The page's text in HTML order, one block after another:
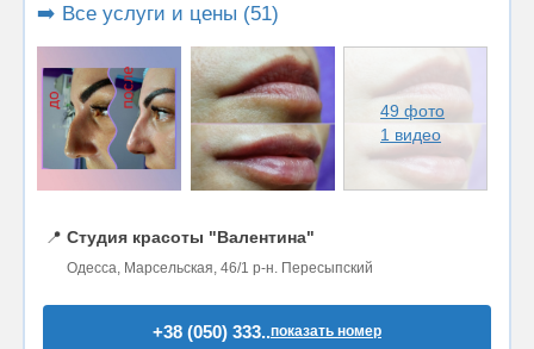
➡️ Все услуги и цены (51)
49 фото
1 видео
📍 Студия красоты "Валентина"
Одесса, Марсельская, 46/1 р-н. Пересыпский
+38 (050) 333..показать номер